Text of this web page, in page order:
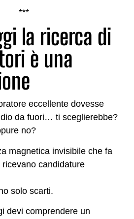
***
la ricerca di
è una
eccellente dovesse
da fuori… ti sceglierebbe?
no?
magnetica invisibile che fa
candidature
solo scarti.
devi comprendere un